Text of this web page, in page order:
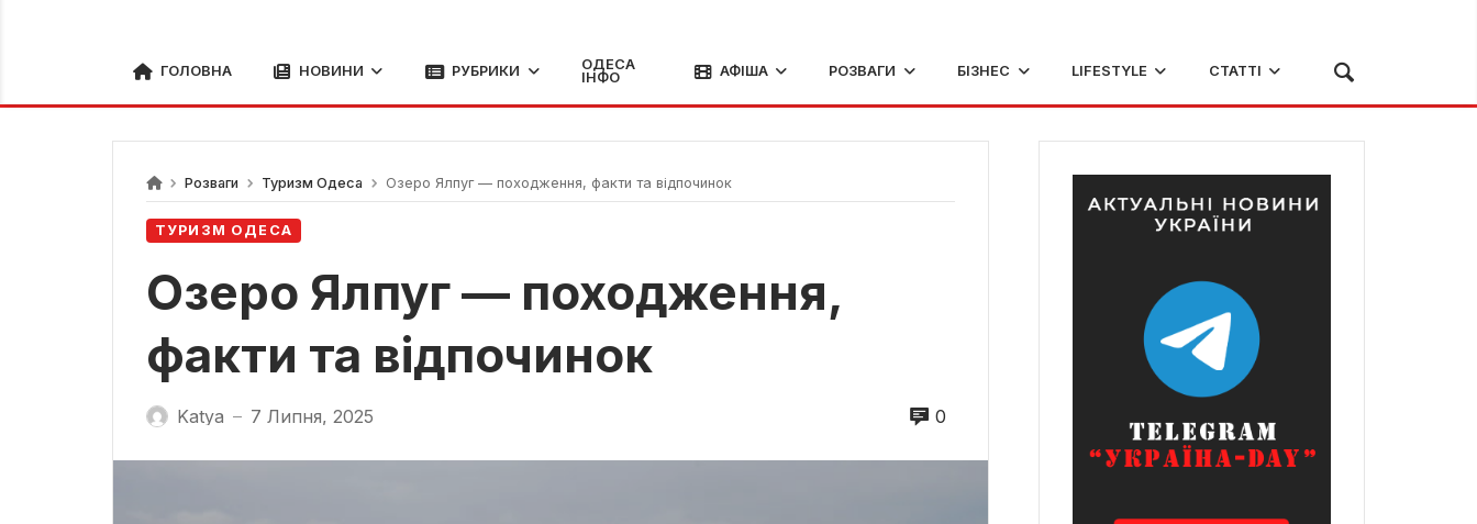
ГОЛОВНА НОВИНИ РУБРИКИ
ОДЕСА
ІНФО
АФІША РОЗВАГИ БІЗНЕС LIFESTYLE СТАТТІ
Розваги Туризм Одеса Озеро Ялпуг — походження, факти та відпочинок
ТУРИЗМ ОДЕСА
Озеро Ялпуг — походження,
факти та відпочинок
Katya — 7 Липня, 2025 0